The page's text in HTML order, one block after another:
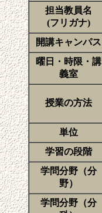
担当教員名
(フリガナ)
開講キャンパス
曜日・時限・講
義室
授業の方法
単位
学習の段階
学問分野（分
野）
学問分野（分